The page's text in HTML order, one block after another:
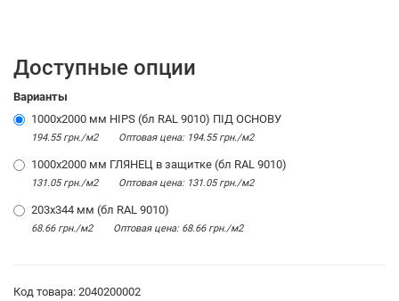
Доступные опции
Варианты
1000х2000 мм HIPS (бл RAL 9010) ПІД ОСНОВУ
194.55 грн./м2 Оптовая цена: 194.55 грн./м2
1000х2000 мм ГЛЯНЕЦ в защитке (бл RAL 9010)
131.05 грн./м2 Оптовая цена: 131.05 грн./м2
203х344 мм (бл RAL 9010)
68.66 грн./м2 Оптовая цена: 68.66 грн./м2
Код товара: 2040200002